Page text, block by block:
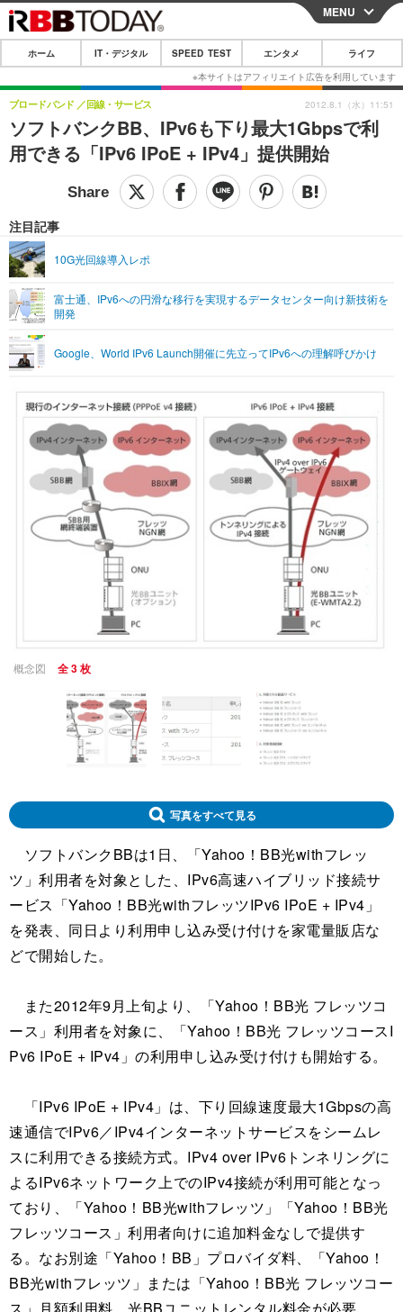
CLOSE
ホーム
IT・デジタル
IT・デジタルTOP スマートフォン
ショッピング その他
SPEED TEST
エンタメTOP 映画・ドラマ
ショッピング その他
ライフTOP
リリース一覧
プッシュ通知の停止方法
MENU
ホーム IT・デジタル SPEED TEST エンタメ ライフ
ソフトバンクBB、IPv6も下り最大1Gbpsで利
用できる「IPv6 IPoE + IPv4」提供開始
ブロードバンド 回線・サービス
注目記事
10G光回線導入レポ
富士通、IPv6への円滑な移行を実現するデータセンター向け新技術を
開発
Google、World IPv6 Launch開催に先立ってIPv6への理解呼びかけ
2012.8.1（水）11:51
概念図 全 3 枚
写真をすべて見る
ソフトバンクBBは1日、「Yahoo！BB光withフレッ
ツ」利用者を対象とした、IPv6高速ハイブリッド接続サ
ービス「Yahoo！BB光withフレッツIPv6 IPoE + IPv4」
を発表、同日より利用申し込み受け付けを家電量販店な
どで開始した。
また2012年9月上旬より、「Yahoo！BB光 フレッツコ
ース」利用者を対象に、「Yahoo！BB光 フレッツコースI
Pv6 IPoE + IPv4」の利用申し込み受け付けも開始する。
「IPv6 IPoE + IPv4」は、下り回線速度最大1Gbpsの高
速通信でIPv6／IPv4インターネットサービスをシームレ
スに利用できる接続方式。IPv4 over IPv6トンネリングに
よるIPv6ネットワーク上でのIPv4接続が利用可能となっ
ており、「Yahoo！BB光withフレッツ」「Yahoo！BB光
フレッツコース」利用者向けに追加料金なしで提供す
る。なお別途「Yahoo！BB」プロバイダ料、「Yahoo！
BB光withフレッツ」または「Yahoo！BB光 フレッツコー